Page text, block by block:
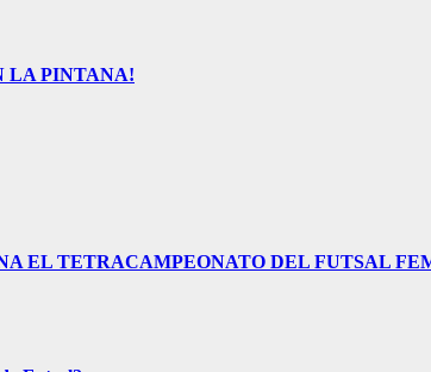
LA PINTANA!
EL TETRACAMPEONATO DEL FUTSAL